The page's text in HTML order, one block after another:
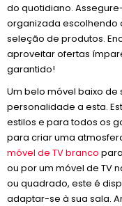
do quotidiano.
organizada escolhendo
seleção de produtos.
aproveitar ofertas
garantido!
Um belo móvel baixo
personalidade a esta.
estilos e para todos os
para criar uma
móvel de TV branco
ou por um móvel de TV
ou quadrado, este é
adaptar-se à sua sala.